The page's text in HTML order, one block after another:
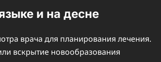
и на десне
врача для планирования лечения.
вскрытие новообразования